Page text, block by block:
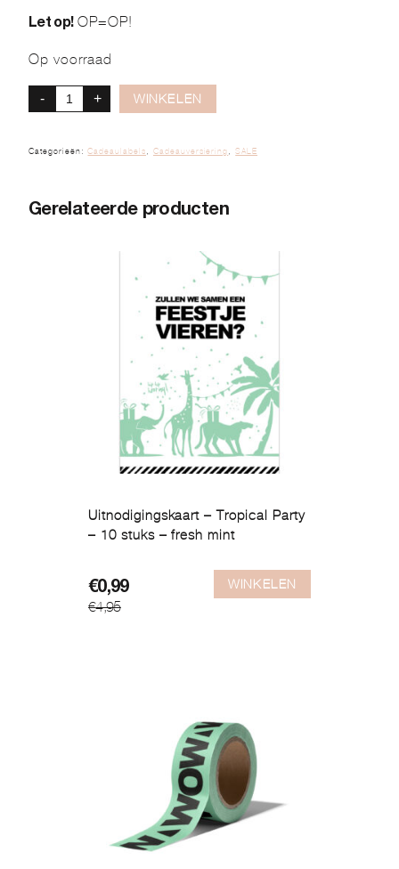
Let op!OP=OP!
Op voorraad
- + WINKELEN
Categorieën:Cadeaulabels Cadeauversiering ,SALE
Gerelateerde producten
Uitnodigingskaart – Tropical Party
– 10 stuks – fresh mint
€4,95
Oorspronkelijke
prijs
€0,99
Huidige
prijs
WINKELEN